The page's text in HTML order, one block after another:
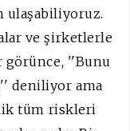
ulaşabiliyoruz.
ve şirketlerle
görünce, ''Bunu
deniliyor ama
tüm riskleri